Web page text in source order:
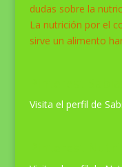
dudas sobre la
La nutrición por el
sirve un alimento
Visita el perfil de